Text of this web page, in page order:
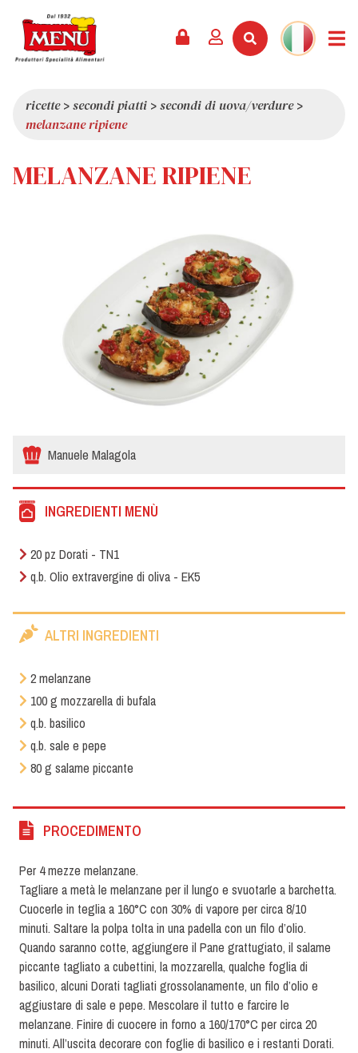
CATALOGO
SERVIZI
ULTIME NOVITÀ
PREMI
RASSEGNA STAMPA
CHI SIAMO
QUALITÀ
VALORI
CURIOSITÀ
ricette>secondi piatti >secondi di uova/verdure>
melanzane ripiene
MELANZANE RIPIENE
Manuele Malagola
INGREDIENTI MENÙ
20 pz Dorati - TN1
q.b. Olio extravergine di oliva - EK5
ALTRI INGREDIENTI
2 melanzane
100 g mozzarella di bufala
q.b. basilico
q.b. sale e pepe
80 g salame piccante
PROCEDIMENTO
Per 4 mezze melanzane.
Tagliare a metà le melanzane per il lungo e svuotarle a barchetta.
Cuocerle in teglia a 160°C con 30% di vapore per circa 8/10
minuti. Saltare la polpa tolta in una padella con un filo d’olio.
Quando saranno cotte, aggiungere il Pane grattugiato, il salame
piccante tagliato a cubettini, la mozzarella, qualche foglia di
basilico, alcuni Dorati tagliati grossolanamente, un filo d’olio e
aggiustare di sale e pepe. Mescolare il tutto e farcire le
melanzane. Finire di cuocere in forno a 160/170°C per circa 20
minuti. All’uscita decorare con foglie di basilico e i restanti Dorati.